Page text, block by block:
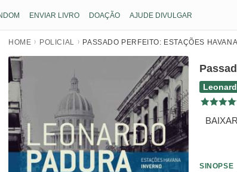
ENVIAR LIVRO DOAÇÃO AJUDE DIVULGAR
HOME POLICIAL PASSADO PERFEITO: ESTAÇÕES
SINOPSE